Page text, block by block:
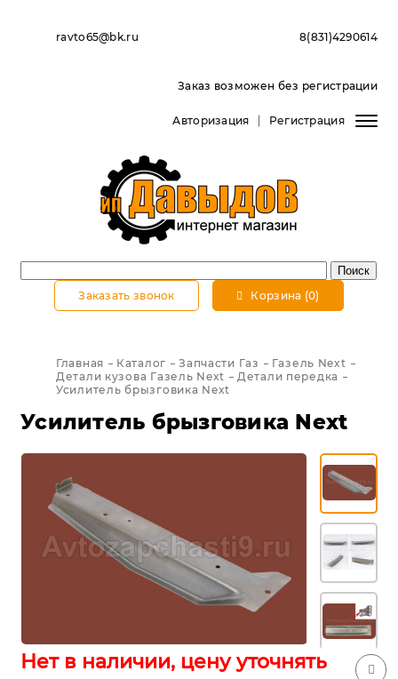
ravto65@bk.ru 8(831)4290614
Заказ возможен без регистрации
Авторизация Регистрация
Заказать звонок Корзина (0)
Главная Каталог Запчасти Газ
Газель Next
Детали кузова Газель Next
Детали передка
Усилитель брызговика Next
Усилитель брызговика Next
Нет в наличии, цену уточнять